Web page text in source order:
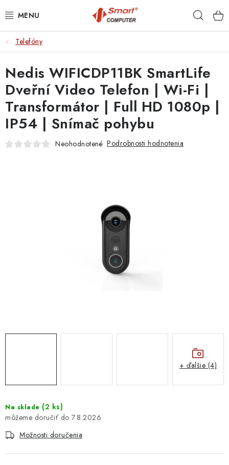
na
NOTEBOOKY
MOBILNÉ ZARIADENIA
PC A KOMPONENTY
PERIFÉRIE
TLAČIARNE
: TOP PRODUKTY
Obchodné podmienky
Ochrana osobných údajov
Moja objednávka
Odstúpenie od zmluvy
Telefóny
Na sklade (2 ks)
7.8.2026
Možnosti doručenia
Nedis WIFICDP11BK SmartLife
Dveřní Video Telefon | Wi-Fi |
Transformátor | Full HD 1080p |
IP54 | Snímač pohybu
Neohodnotené Podrobnosti hodnotenia
+ ďalšie (4)